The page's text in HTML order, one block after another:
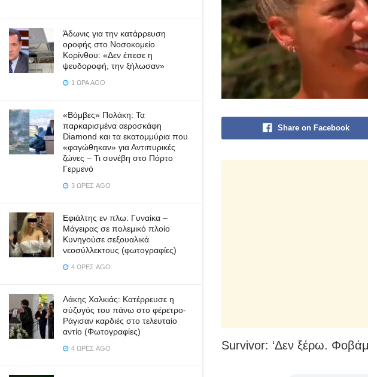
Άδωνις για την κατάρρευση
οροφής στο Νοσοκομείο
Κορίνθου: «Δεν έπεσε η
ψευδοροφή, την ξήλωσαν»
1 ΏΡΑ AGO
«Βόμβες» Πολάκη: Τα
παρκαρισμένα αεροσκάφη
Diamond και τα εκατομμύρια που
«φαγώθηκαν» για Αντιπυρικές
ζώνες – Τι συνέβη στο Πόρτο
Γερμενό
3 ΏΡΕΣ AGO
Εφιάλτης εν πλω: Γυναίκα –
Μάγειρας σε πολεμικό πλοίο
Κυνηγούσε σεξουαλικά
νεοσύλλεκτους (φωτογραφίες)
4 ΏΡΕΣ AGO
Λάκης Χαλκιάς: Κατέρρευσε η
σύζυγός του πάνω στο φέρετρο-
Ράγισαν καρδιές στο τελευταίο
αντίο (Φωτογραφίες)
4 ΏΡΕΣ AGO
Share on Facebook
Survivor: ‘Δεν ξέρω.